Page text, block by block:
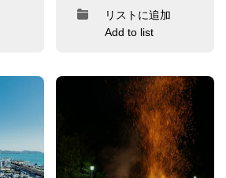
リストに追加
Add to list